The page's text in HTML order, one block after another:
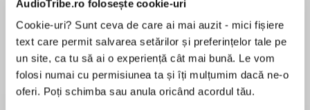
AudioTribe.ro folosește cookie-uri
Cookie-uri? Sunt ceva de care ai mai auzit - mici fișiere
text care permit salvarea setărilor și preferințelor tale pe
un site, ca tu să ai o experiență cât mai bună. Le vom
folosi numai cu permisiunea ta și îți mulțumim dacă ne-o
oferi. Poți schimba sau anula oricând acordul tău.
Desprecarte
“Readers will be on the edge of their seats…. A
brilliant tale of resistance, courage and